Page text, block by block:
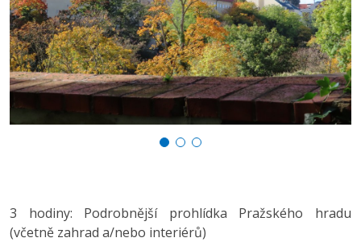
3 hodiny: Podrobnější prohlídka Pražského hradu
(včetně zahrad a/nebo interiérů)